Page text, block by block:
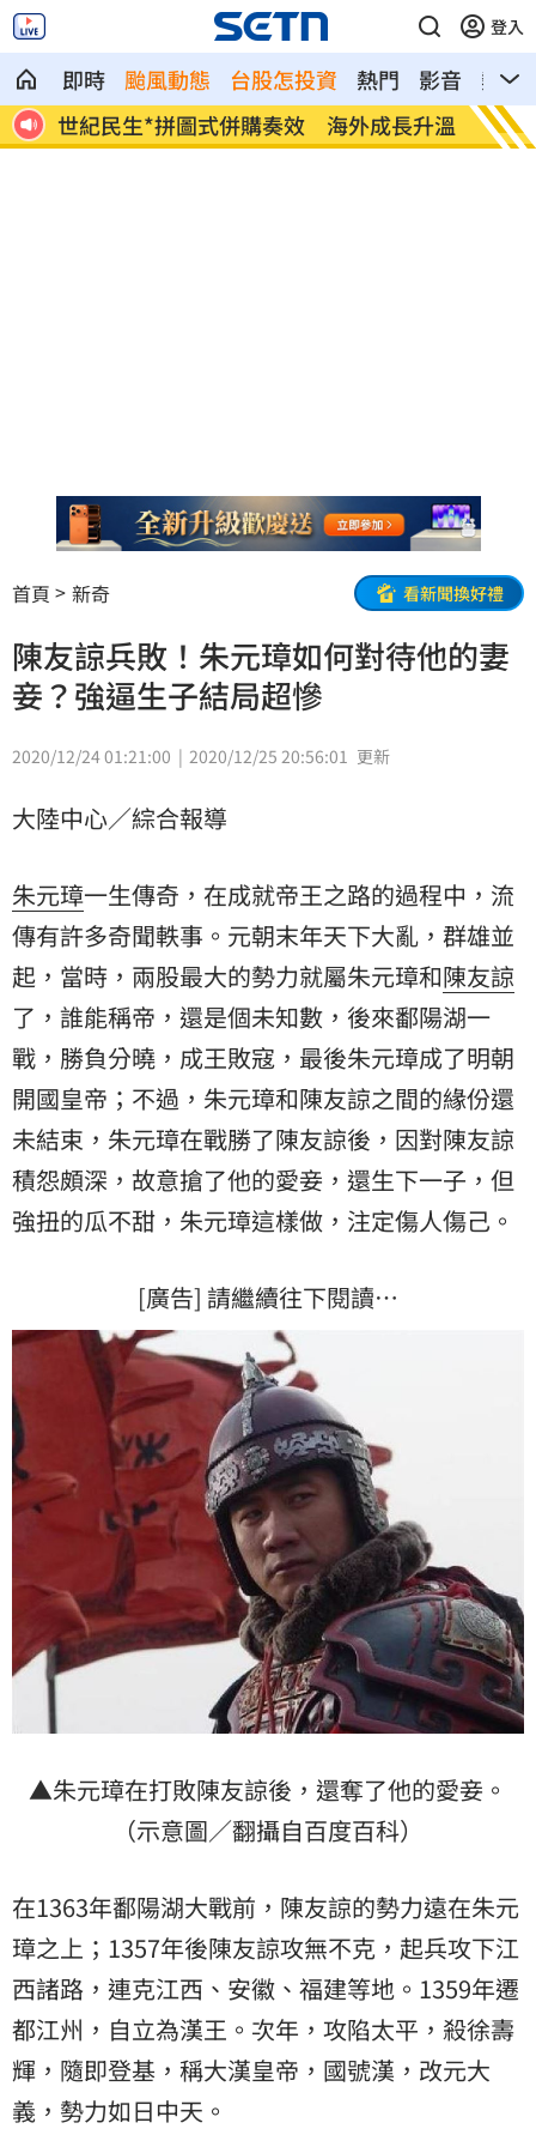
登入
即時 颱風動態 台股怎投資 熱門 影音
熱搜
中
世紀民生*拼圖式併購奏效 海外成長升溫 白海
首頁 新奇 看新聞換好禮
陳友諒兵敗！朱元璋如何對待他的妻
妾？強逼生子結局超慘
2020/12/24 01:21:00 2020/12/25 20:56:01 更新
大陸中心／綜合報導
朱元璋一生傳奇，在成就帝王之路的過程中，流
傳有許多奇聞軼事。元朝末年天下大亂，群雄並
起，當時，兩股最大的勢力就屬朱元璋和陳友諒
了，誰能稱帝，還是個未知數，後來鄱陽湖一
戰，勝負分曉，成王敗寇，最後朱元璋成了明朝
開國皇帝；不過，朱元璋和陳友諒之間的緣份還
未結束，朱元璋在戰勝了陳友諒後，因對陳友諒
積怨頗深，故意搶了他的愛妾，還生下一子，但
強扭的瓜不甜，朱元璋這樣做，注定傷人傷己。
[廣告] 請繼續往下閱讀…
▲朱元璋在打敗陳友諒後，還奪了他的愛妾。
（示意圖／翻攝自百度百科）
在1363年鄱陽湖大戰前，陳友諒的勢力遠在朱元
璋之上；1357年後陳友諒攻無不克，起兵攻下江
西諸路，連克江西、安徽、福建等地。1359年遷
都江州，自立為漢王。次年，攻陷太平，殺徐壽
輝，隨即登基，稱大漢皇帝，國號漢，改元大
義，勢力如日中天。